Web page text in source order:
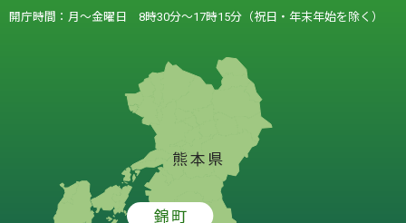
開庁時間：月～金曜日 8時30分～17時15分（祝日・年末年始を除く）